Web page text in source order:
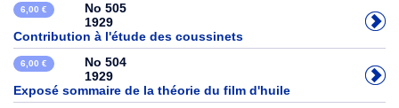
6,00 €
No 505
1929
Contribution à l'étude des coussinets
6,00 €
No 504
1929
Exposé sommaire de la théorie du film d'huile